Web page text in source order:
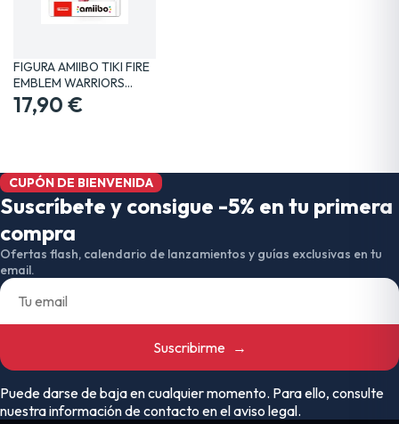
FIGURA AMIIBO TIKI FIRE
EMBLEM WARRIORS…
17,90 €
CUPÓN DE BIENVENIDA
Suscríbete y consigue -5% en tu primera
compra
Ofertas flash, calendario de lanzamientos y guías exclusivas en tu
email.
Suscribirme →
Puede darse de baja en cualquier momento. Para ello, consulte
nuestra información de contacto en el aviso legal.